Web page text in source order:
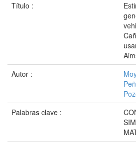
Título :
Autor :
Palabras clave :